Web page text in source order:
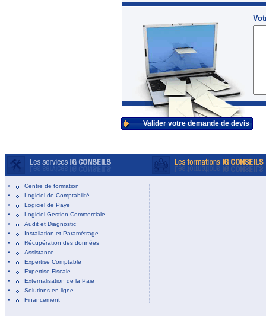
Valider votre demande de devis
Centre de formation
Logiciel de Comptabilité
Logiciel de Paye
Logiciel Gestion Commerciale
Audit et Diagnostic
Installation et Paramétrage
Récupération des données
Assistance
Expertise Comptable
Expertise Fiscale
Externalisation de la Paie
Solutions en ligne
Financement